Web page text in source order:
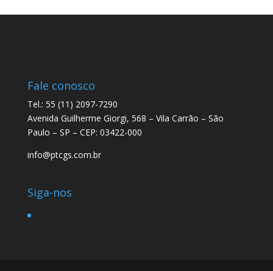
Fale conosco
Tel.: 55 (11) 2097-7290
Avenida Guilherme Giorgi, 568 – Vila Carrão – São
Paulo – SP – CEP: 03422-000
info@ptcgs.com.br
Siga-nos